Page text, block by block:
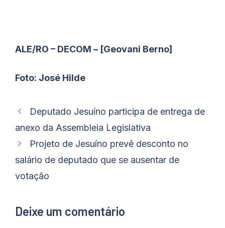
ALE/RO – DECOM – [Geovani Berno]
Foto: José Hilde
Deputado Jesuíno participa de entrega de
anexo da Assembleia Legislativa
Projeto de Jesuíno prevê desconto no
salário de deputado que se ausentar de
votação
Deixe um comentário